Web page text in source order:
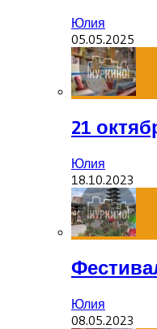
Юлия
05.05.2025
21
Юлия
18.10.2023
Юлия
08.05.2023